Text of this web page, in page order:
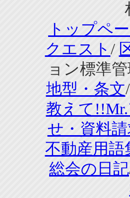
トップペ
クエスト /
ョン標準
地型・条文/
教えて
せ・資料
不動産用語
総会の日記